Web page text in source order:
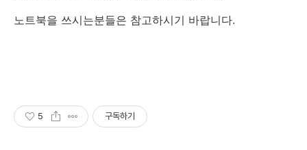
노트북을 쓰시는분들은 참고하시기 바랍니다.
5 구독하기